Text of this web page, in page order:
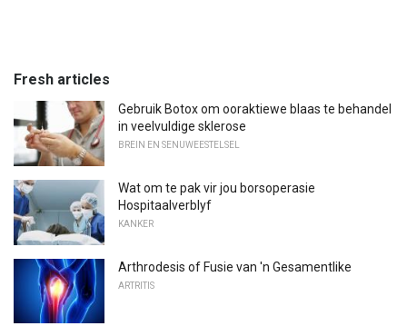
Fresh articles
Gebruik Botox om ooraktiewe blaas te behandel
in veelvuldige sklerose
BREIN EN SENUWEESTELSEL
Wat om te pak vir jou borsoperasie
Hospitaalverblyf
KANKER
Arthrodesis of Fusie van 'n Gesamentlike
ARTRITIS